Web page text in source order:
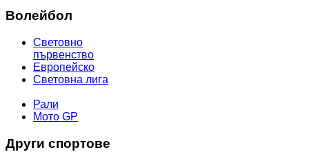
Волейбол
Световно
първенство
Европейско
Световна лига
Рали
Мото GP
Други спортове